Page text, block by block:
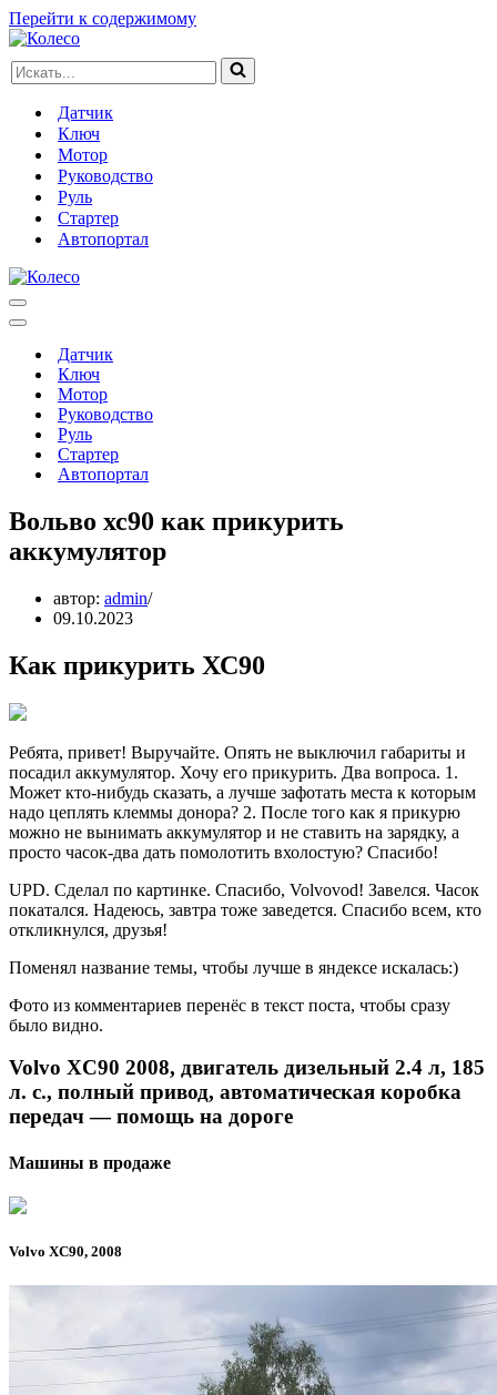
Перейти к содержимому
Искать...
Датчик
Ключ
Мотор
Руководство
Руль
Стартер
Автопортал
Меню
навигации
Меню
навигацииДатчик
Ключ
Мотор
Руководство
Руль
Стартер
Автопортал
Вольво хс90 как прикурить
аккумулятор
автор: admin
09.10.2023
Как прикурить ХС90
Ребята, привет! Выручайте. Опять не выключил габариты и
посадил аккумулятор. Хочу его прикурить. Два вопроса. 1.
Может кто-нибудь сказать, а лучше зафотать места к которым
надо цеплять клеммы донора? 2. После того как я прикурю
можно не вынимать аккумулятор и не ставить на зарядку, а
просто часок-два дать помолотить вхолостую? Спасибо!
UPD. Сделал по картинке. Спасибо, Volvovod! Завелся. Часок
покатался. Надеюсь, завтра тоже заведется. Спасибо всем, кто
откликнулся, друзья!
Поменял название темы, чтобы лучше в яндексе искалась:)
Фото из комментариев перенёс в текст поста, чтобы сразу
было видно.
Volvo XC90 2008, двигатель дизельный 2.4 л, 185
л. с., полный привод, автоматическая коробка
передач — помощь на дороге
Машины в продаже
Volvo XC90, 2008